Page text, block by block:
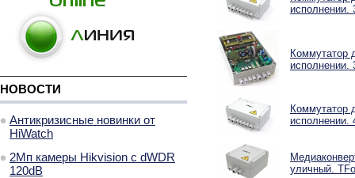
исполнении.
Коммутатор
исполнении.
Коммутатор
исполнении.
уличный.
НОВОСТИ
Антикризисные новинки от
HiWatch
2Мп камеры Hikvision с dWDR
120dB